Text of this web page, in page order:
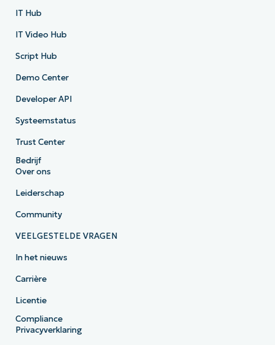
IT Hub
IT Video Hub
Script Hub
Demo Center
Developer API
Systeemstatus
Trust Center
Bedrijf
Over ons
Leiderschap
Community
VEELGESTELDE VRAGEN
In het nieuws
Carrière
Licentie
Compliance
Privacyverklaring